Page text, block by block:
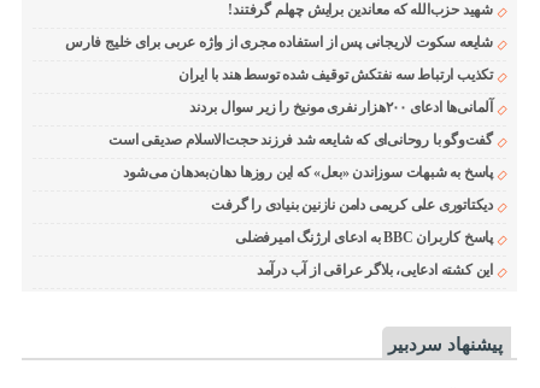
شهید حزب‌الله که معاندین برایش چهلم گرفتند!
شایعه سکوت لاریجانی پس از استفاده مجری از واژه عربی برای خلیج فارس
تکذیب ارتباط سه نفتکش توقیف شده توسط هند با ایران
آلمانی‌ها ادعای ۲۰۰هزار نفری مونیخ را زیر سوال بردند
گفت‌وگو با روحانی‌ای که شایعه شد فرزند حجت‌الاسلام صدیقی است
پاسخ به شبهات سوزاندن «بعل» که این روزها دهان‌به‌دهان می‌شود
دیکتاتوری علی کریمی دامن نازنین بنیادی را گرفت
پاسخ کاربران BBC به ادعای ارژنگ امیرفضلی
این کشته ادعایی، بلاگر عراقی از آب درآمد
پیشنهاد سردبیر